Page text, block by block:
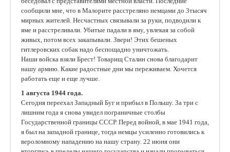
сообщили мне, что в Малорите расстреляно немцами до 3тысяч
мирных жителей. Несчастных связывали за руки, подводили к
яме и расстреливали. Убитые падали в яму, увлекая за собой
живых, потом всех закапывали. Звери! Этих бешеных
гитлеровских собак надо беспощадно уничтожать.
Наши войска взяли Брест! Товарищ Сталин снова благодарит
нашу армию. Какие радостные дни мы переживаем. Хочется
работать еще и еще лучше.
1 августа 1944 года.
Сегодня переехал Западный Буг и прибыл в Польшу. За три с
лишним года я снова увидел пограничные столбы
Государственной границы СССР. Перед войной, в мае 1941 года,
я был на западной границе, тогда немцы усиленно готовились к
вероломному нападению на нашу страну. 22 июня они